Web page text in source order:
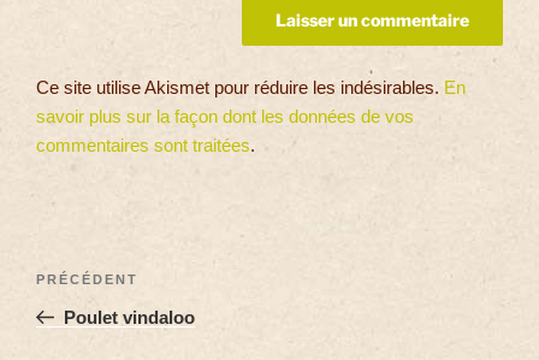
Ce site utilise Akismet pour réduire les indésirables. En
savoir plus sur la façon dont les données de vos
commentaires sont traitées.
PRÉCÉDENT
Poulet vindaloo